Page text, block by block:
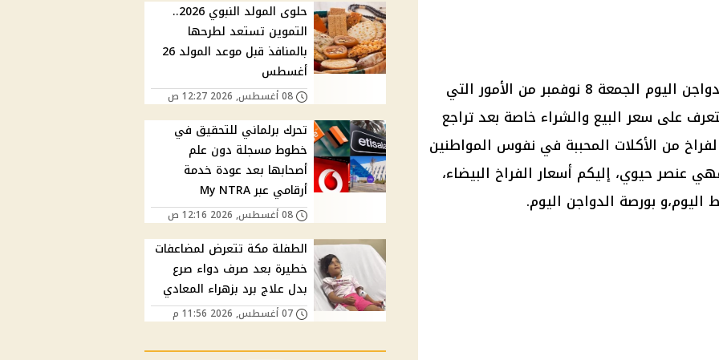
اليوم
الجمعة 8 نوفمبر من الأمور التي
على سعر البيع والشراء خاصة بعد تراجع
من الأكلات المحببة في نفوس المواطنين
عنصر حيوي، إليكم أسعار الفراخ البيضاء،
اليوم،و بورصة الدواجن اليوم.
حلوى المولد النبوي 2026..
التموين تستعد لطرحها
بالمنافذ قبل موعد المولد 26
أغسطس
08 أغسطس, 2026 12:27 ص
تحرك برلماني للتحقيق في
خطوط مسجلة دون علم
أصحابها بعد عودة خدمة
أرقامي عبر My NTRA
08 أغسطس, 2026 12:16 ص
الطفلة مكة تتعرض لمضاعفات
خطيرة بعد صرف دواء صرع
بدل علاج برد بزهراء المعادي
07 أغسطس, 2026 11:56 م